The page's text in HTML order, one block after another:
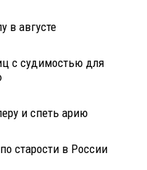
в августе
с судимостью для
и спеть арию
старости в России